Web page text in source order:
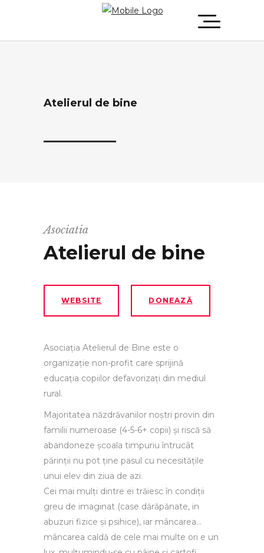
Atelierul de bine
Asociatia
Atelierul de bine
WEBSITE DONEAZĂ
Asociația Atelierul de Bine este o
organizație non-profit care sprijină
educația copiilor defavorizați din mediul
rural.
Majoritatea năzdrăvanilor noștri provin din
familii numeroase (4-5-6+ copii) și riscă să
abandoneze școala timpuriu întrucât
părinții nu pot ține pasul cu necesitățile
unui elev din ziua de azi.
Cei mai mulți dintre ei trăiesc în condiții
greu de imaginat (case dărăpănate, in
abuzuri fizice și psihice), iar mâncarea…
mâncarea caldă de cele mai multe ori e un